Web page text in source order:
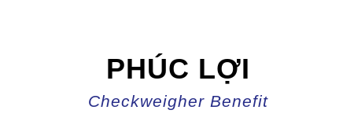
PHÚC LỢI
Checkweigher Benefit